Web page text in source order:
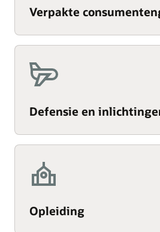
Verpakte
Defensie en
Opleiding